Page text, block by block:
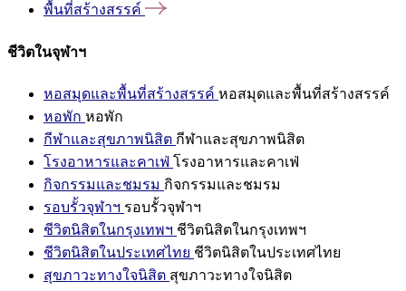
พื้นที่สร้างสรรค์
ชีวิตในจุฬาฯ
หอสมุดและพื้นที่สร้างสรรค์ หอสมุดและพื้นที่สร้างสรรค์
หอพัก หอพัก
กีฬาและสุขภาพนิสิต กีฬาและสุขภาพนิสิต
โรงอาหารและคาเฟ่ โรงอาหารและคาเฟ่
กิจกรรมและชมรม กิจกรรมและชมรม
รอบรั้วจุฬาฯ รอบรั้วจุฬาฯ
ชีวิตนิสิตในกรุงเทพฯ ชีวิตนิสิตในกรุงเทพฯ
ชีวิตนิสิตในประเทศไทย ชีวิตนิสิตในประเทศไทย
สุขภาวะทางใจนิสิต สุขภาวะทางใจนิสิต